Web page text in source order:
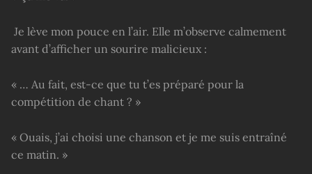
Je lève mon pouce en l’air. Elle m’observe calmement
avant d’afficher un sourire malicieux :
« … Au fait, est-ce que tu t’es préparé pour la
compétition de chant ? »
« Ouais, j’ai choisi une chanson et je me suis entraîné
ce matin. »